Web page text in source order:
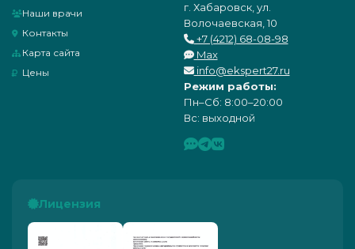
Наши врачи
Контакты
Карта сайта
Цены
г. Хабаровск, ул.
Волочаевская, 10
+7 (4212) 68-08-98
Max
info@ekspert27.ru
Режим работы:
Пн–Сб: 8:00–20:00
Вс: выходной
Лицензия